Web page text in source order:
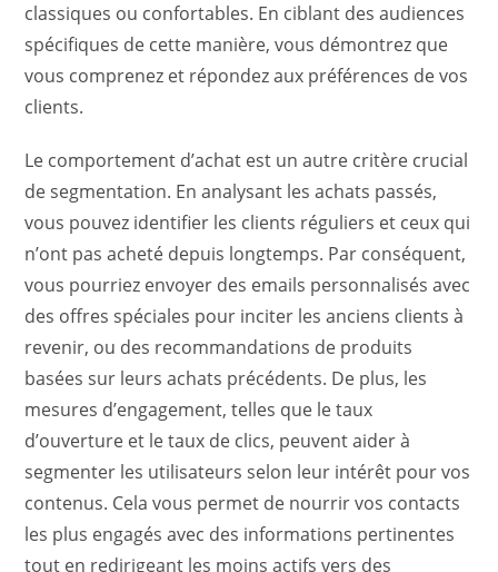
classiques ou confortables. En ciblant des audiences
spécifiques de cette manière, vous démontrez que
vous comprenez et répondez aux préférences de vos
clients.
Le comportement d’achat est un autre critère crucial
de segmentation. En analysant les achats passés,
vous pouvez identifier les clients réguliers et ceux qui
n’ont pas acheté depuis longtemps. Par conséquent,
vous pourriez envoyer des emails personnalisés avec
des offres spéciales pour inciter les anciens clients à
revenir, ou des recommandations de produits
basées sur leurs achats précédents. De plus, les
mesures d’engagement, telles que le taux
d’ouverture et le taux de clics, peuvent aider à
segmenter les utilisateurs selon leur intérêt pour vos
contenus. Cela vous permet de nourrir vos contacts
les plus engagés avec des informations pertinentes
tout en redirigeant les moins actifs vers des